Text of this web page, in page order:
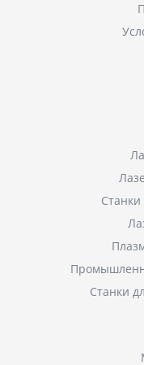
Станки